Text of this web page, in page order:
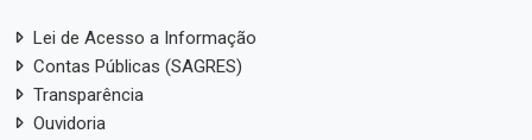
Lei de Acesso a Informação
Contas Públicas (SAGRES)
Transparência
Ouvidoria